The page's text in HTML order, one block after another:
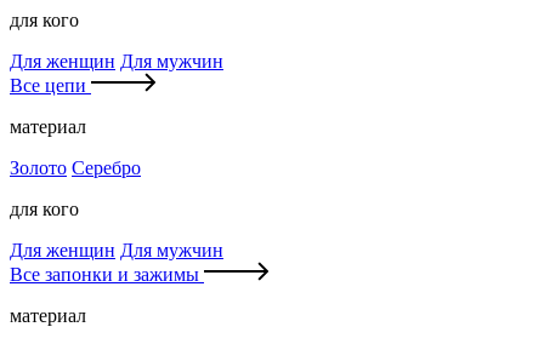
для кого
Для женщин Для мужчин
Все цепи
материал
Золото Серебро
для кого
Для женщин Для мужчин
Все запонки и зажимы
материал